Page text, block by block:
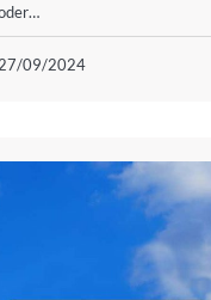
27/09/2024